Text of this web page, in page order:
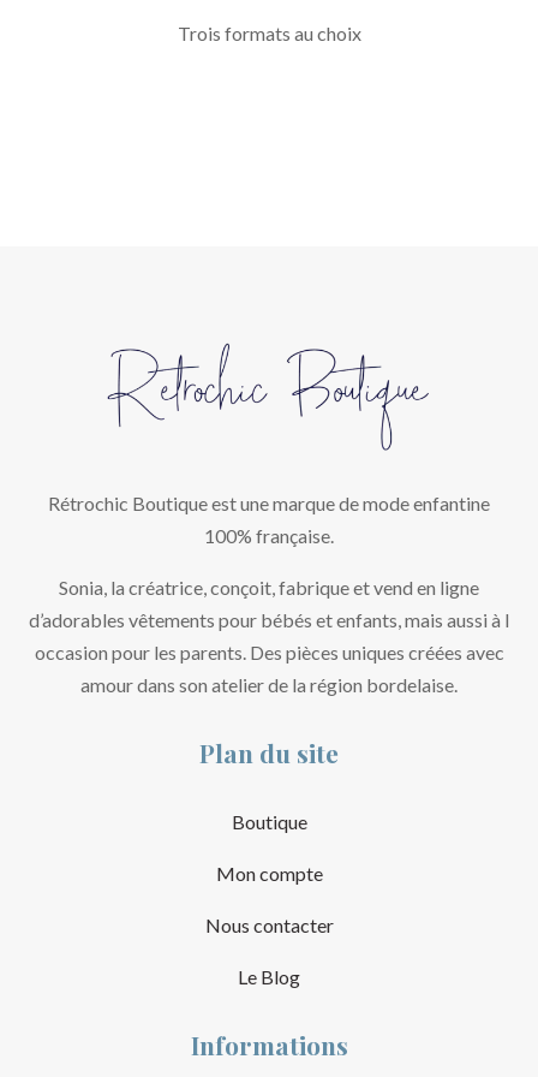
Trois formats au choix
Rétrochic Boutique est une marque de mode enfantine
100% française.
Sonia, la créatrice, conçoit, fabrique et vend en ligne
d’adorables vêtements pour bébés et enfants, mais aussi à l
occasion pour les parents. Des pièces uniques créées avec
amour dans son atelier de la région bordelaise.
Plan du site
Boutique
Mon compte
Nous contacter
Le Blog
Informations